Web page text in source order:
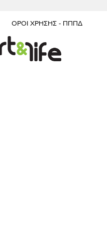
ΌΡΟΙ ΧΡΉΣΗΣ - ΠΠΠΔ